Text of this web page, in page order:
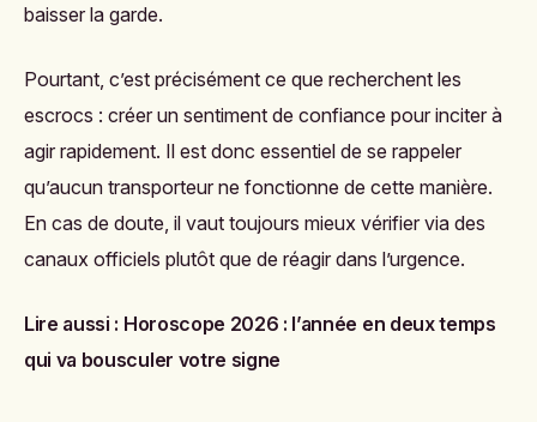
baisser la garde.
Pourtant, c’est précisément ce que recherchent les
escrocs : créer un sentiment de confiance pour inciter à
agir rapidement. Il est donc essentiel de se rappeler
qu’aucun transporteur ne fonctionne de cette manière.
En cas de doute, il vaut toujours mieux vérifier via des
canaux officiels plutôt que de réagir dans l’urgence.
Lire aussi : Horoscope 2026 : l’année en deux temps
qui va bousculer votre signe